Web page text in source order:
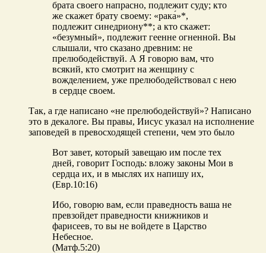
брата своего напрасно, подлежит суду; кто
же скажет брату своему: «рака́»*,
подлежит синедриону**; а кто скажет:
«безумный», подлежит геенне огненной. Вы
слышали, что сказано древним: не
прелюбодействуй. А Я говорю вам, что
всякий, кто смотрит на женщину с
вожделением, уже прелюбодействовал с нею
в сердце своем.
Так, а где написано «не прелюбодействуй»? Написано
это в декалоге. Вы правы, Иисус указал на исполнение
заповедей в превосходящей степени, чем это было
Вот завет, который завещаю им после тех
дней, говорит Господь: вложу законы Мои в
сердца их, и в мыслях их напишу их,
(Евр.10:16)
Ибо, говорю вам, если праведность ваша не
превзойдет праведности книжников и
фарисеев, то вы не войдете в Царство
Небесное.
(Матф.5:20)